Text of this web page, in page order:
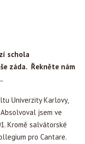
schola
záda. Řekněte nám
Univerzity Karlovy,
jsem ve
Kromě salvátorské
pro Cantare.